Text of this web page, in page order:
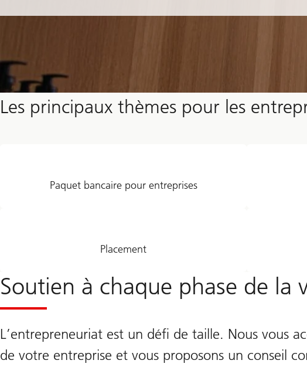
Les principaux thèmes pour les
Paquet bancaire pour entreprises
Placement
Soutien à chaque phase de la
L’entrepreneuriat est un défi de taille. Nous vous
de votre entreprise et vous proposons un conseil